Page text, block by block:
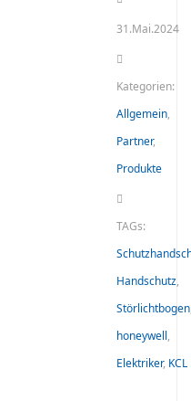
31.Mai.2024
Kategorien:
Allgemein,
Partner,
Produkte
TAGs:
Handschutz,
Störlichtbogen
honeywell,
Elektriker, KCL